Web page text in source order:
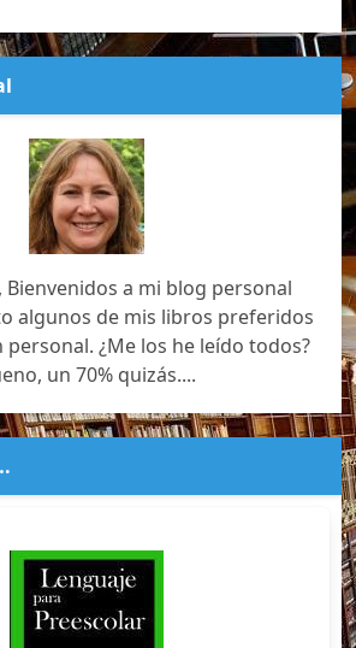
Bienvenidos a mi blog personal
algunos de mis libros preferidos
personal. ¿Me los he leído todos?
un 70% quizás....